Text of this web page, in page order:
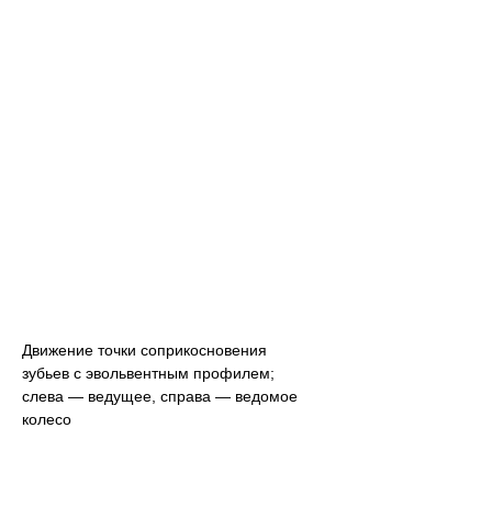
Движение точки соприкосновения
зубьев с эвольвентным профилем;
слева — ведущее, справа — ведомое
колесо